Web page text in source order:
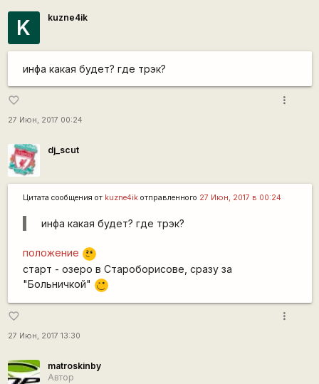
K kuzne4ik
инфа какая будет? где трэк?
favorite_border
27 Июн, 2017 00:24
more_vert
dj_scut
Цитата сообщения от kuzne4ikотправленного 27 Июн, 2017 в 00:24
инфа какая будет? где трэк?
положение
\m
/
старт - озеро в Староборисове, сразу за
"Больничкой" ,-)
favorite_border
27 Июн, 2017 13:30
more_vert
matroskinby
Автор